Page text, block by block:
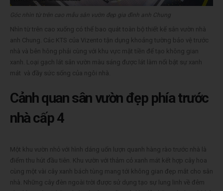
Góc nhìn từ trên cao mẫu sân vườn đẹp gia đình anh Chung
Nhìn từ trên cao xuống có thể bao quát toàn bộ thiết kế sân vườn nhà
anh Chung. Các KTS của Vizento tận dụng khoảng tường bảo vệ trước
nhà và bên hông phải cùng với khu vực mặt tiền để tạo không gian
xanh. Loại gạch lát sân vườn màu sáng được lát làm nổi bật sự xanh
mát và đầy sức sống của ngôi nhà.
Cảnh quan sân vườn đẹp phía trước
nhà cấp 4
Một khu vườn nhỏ với hình dáng uốn lượn quanh hàng rào trước nhà là
điểm thu hút đầu tiên. Khu vườn với thảm cỏ xanh mát kết hợp cây hoa
cùng một vài cây xanh bách tùng mang tới không gian đẹp mắt cho sân
nhà. Những cây đèn ngoài trời được sử dụng tạo sự lung linh về đêm